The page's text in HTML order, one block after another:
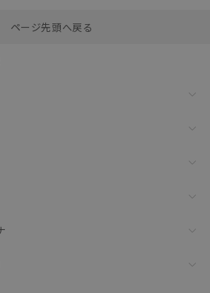
ダウンロード
ページ先頭へ戻る